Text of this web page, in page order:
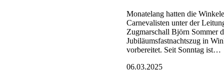
Monatelang hatten die
Carnevalisten unter der
Zugmarschall Björn Sommer
Jubiläumsfastnachtszug in
vorbereitet. Seit Sonntag ist…
06.03.2025